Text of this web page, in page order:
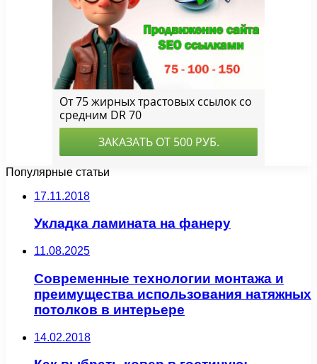
Популярные статьи
17.11.2018
Укладка ламината на фанеру
11.08.2025
Современные технологии монтажа и
преимущества использования натяжных
потолков в интерьере
14.02.2018